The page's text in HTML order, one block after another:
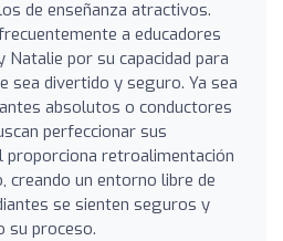
de enseñanza atractivos.
a educadores
Natalie por su capacidad para
sea divertido y seguro. Ya sea
absolutos o conductores
perfeccionar sus
proporciona retroalimentación
creando un entorno libre de
se sienten seguros y
su proceso.